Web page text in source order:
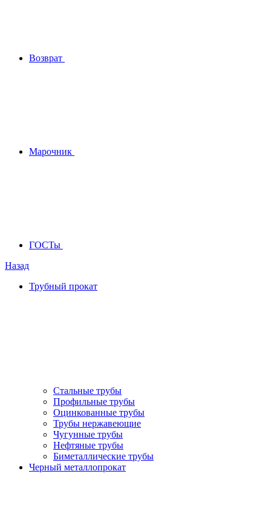
Возврат
Марочник
ГОСТы
Назад
Трубный прокат
Стальные трубы
Профильные трубы
Оцинкованные трубы
Трубы нержавеющие
Чугунные трубы
Нефтяные трубы
Биметаллические трубы
Черный металлопрокат